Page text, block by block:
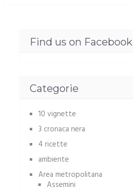
Find us on Facebook
Categorie
10 vignette
3 cronaca nera
4 ricette
ambiente
Area metropolitana
Assemini